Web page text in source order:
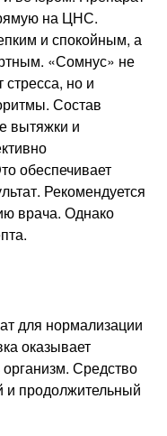
на ЦНС.
и спокойным, а
«Сомнус» не
стресса, но и
Состав
вытяжки и
обеспечивает
Рекомендуется
врача. Однако
для нормализации
оказывает
Средство
и продолжительный